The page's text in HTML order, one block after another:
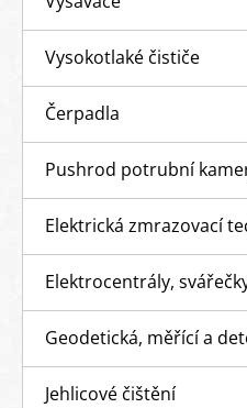
Vysokotlaké čističe
Čerpadla
Pushrod potrubní
Elektrická zmrazovací
Elektrocentrály,
Geodetická, měřící a
Jehlicové čištění